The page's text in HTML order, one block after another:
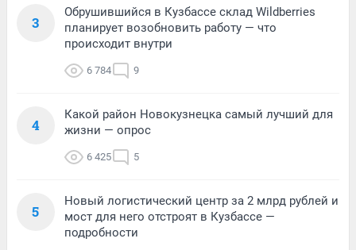
3
Обрушившийся в Кузбассе склад Wildberries
планирует возобновить работу — что
происходит внутри
6 784 9
4
Какой район Новокузнецка самый лучший для
жизни — опрос
6 425 5
5
Новый логистический центр за 2 млрд рублей и
мост для него отстроят в Кузбассе —
подробности